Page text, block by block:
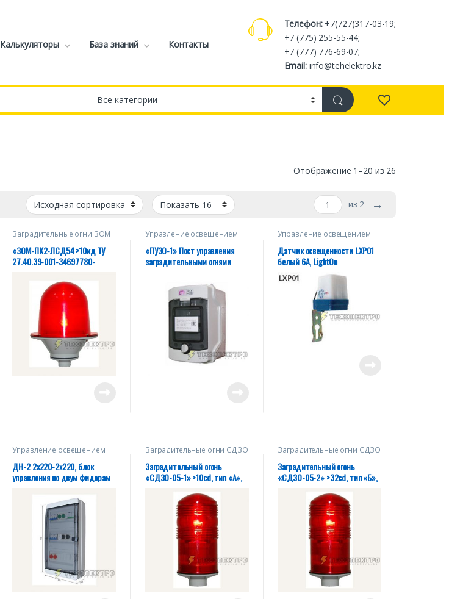
Калькуляторы База знаний Контакты
Телефон:+7(727)317-03-19;
+7 (775) 255-55-44;
+7 (777) 776-69-07;
Email:info@tehelektro.kz
Отображение 1–20 из 26
из 2 →
Заградительные огни ЗОМ
«ЗОМ-ПК2-ЛСД54 >10кд ТУ
27.40.39-001-34697780-
Управление освещением
«ПУЗО-1» Пост управления
заградительными огнями
Управление освещением
Датчик освещенности LXP01
белый 6А, LightOn
Управление освещением
ДН-2 2х220-2х220, блок
управления по двум фидерам
Заградительные огни СДЗО
Заградительный огонь
«СДЗО-05-1» >10cd, тип «А»,
004-28320930-2018
Заградительные огни СДЗО
Заградительный огонь
«СДЗО-05-2» >32cd, тип «Б»,
004-28320930-2018